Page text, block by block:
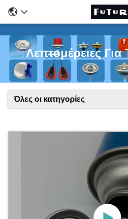
Λεπτομέρειες
Όλες οι κατηγορίες